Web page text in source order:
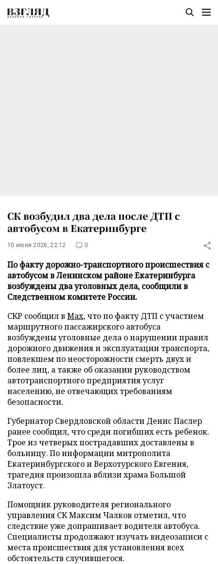
СК возбудил два дела после ДТП с
автобусом в Екатеринбурге
10 июня 2026, 22:12 0
По факту дорожно-транспортного происшествия с
автобусом в Ленинском районе Екатеринбурга
возбуждены два уголовных дела, сообщили в
Следственном комитете России.
СКР сообщил в Max, что по факту ДТП с участием
маршрутного пассажирского автобуса
возбуждены уголовные дела о нарушении правил
дорожного движения и эксплуатации транспорта,
повлекшем по неосторожности смерть двух и
более лиц, а также об оказании руководством
автотранспортного предприятия услуг
населению, не отвечающих требованиям
безопасности.
Губернатор Свердловской области Денис Паслер
ранее сообщил, что среди погибших есть ребенок.
Трое из четверых пострадавших доставлены в
больницу. По информации митрополита
Екатеринбургского и Верхотурского Евгения,
трагедия произошла вблизи храма Большой
Златоуст.
Помощник руководителя регионального
управления СК Максим Чалков отметил, что
следствие уже допрашивает водителя автобуса.
Специалисты продолжают изучать видеозаписи с
места происшествия для установления всех
обстоятельств случившегося.